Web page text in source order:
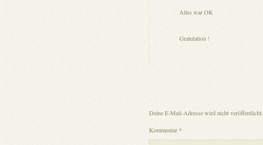
Alles war OK
Gratulation !
Deine E-Mail-Adresse wird nicht veröffentlicht.
Kommentar*